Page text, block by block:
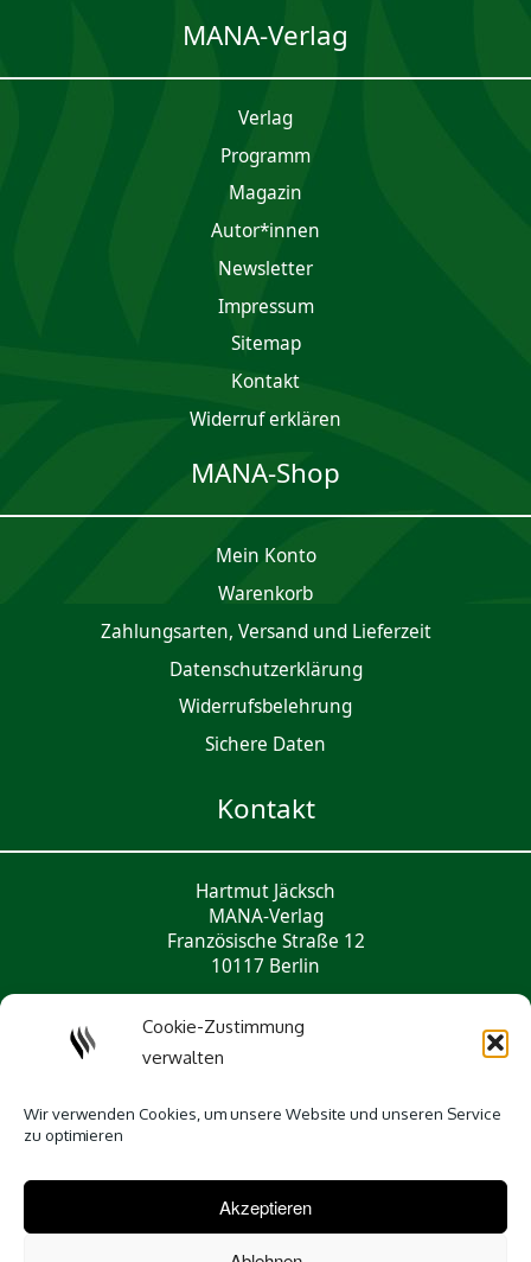
Cookie-Zustimmung
verwalten
Wir verwenden Cookies, um unsere Website und unseren Service
zu optimieren
Akzeptieren
MANA-Verlag
Verlag
Programm
Magazin
Autor*innen
Newsletter
Impres­sum
Sitemap
Kontakt
Widerruf erklären
MANA-Shop
Mein Konto
Waren­korb
Zahlungsarten, Versand und Lieferzeit
Daten­schutz­er­klärung
Widerrufsbelehrung
Sichere Daten
Kontakt
Hartmut Jäcksch
MANA-Verlag
Französische Straße 12
10117 Berlin
mail@mana-verlag.de